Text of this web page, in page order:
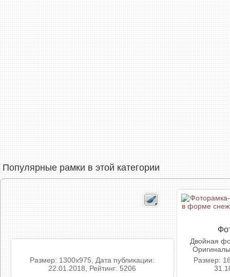
Популярные рамки в этой категории
Размер: 1300x975, Дата публикации:
22.01.2018, Рейтинг: 5206
Двойная
Размер: